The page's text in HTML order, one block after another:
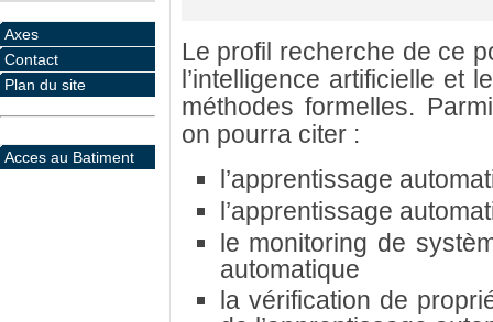
Le profil recherche de ce
l’intelligence artificielle et
méthodes formelles.
on pourra citer :
l’apprentissage
l’apprentissage
le monitoring de
automatique
la vérification de
Axes
Contact
Plan du site
Acces au Batiment